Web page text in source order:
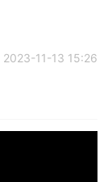
2023-11-13 15:26